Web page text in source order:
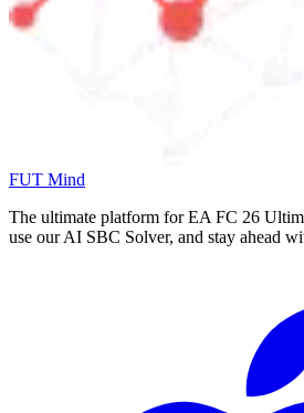
FUT Mind
The ultimate platform for EA FC 26
use our AI SBC Solver, and stay ahead